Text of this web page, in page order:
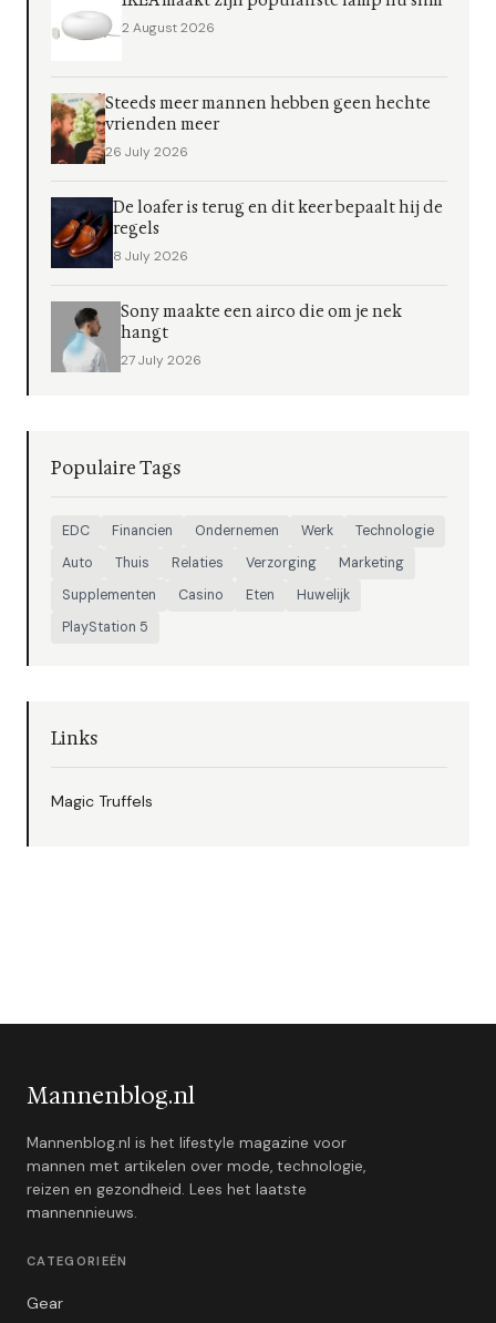
2 August 2026
Steeds meer mannen hebben geen hechte
vrienden meer
26 July 2026
De loafer is terug en dit keer bepaalt hij de
regels
8 July 2026
Sony maakte een airco die om je nek
hangt
27 July 2026
Populaire Tags
EDC Financien Ondernemen Werk
Technologie
Auto
Thuis Relaties Verzorging
Marketing
Supplementen
Casino Eten
Huwelijk
PlayStation 5
Links
Magic Truffels
Mannenblog.nl
Mannenblog.nl is het lifestyle magazine voor
mannen met artikelen over mode, technologie,
reizen en gezondheid. Lees het laatste
mannennieuws.
CATEGORIEËN
Gear